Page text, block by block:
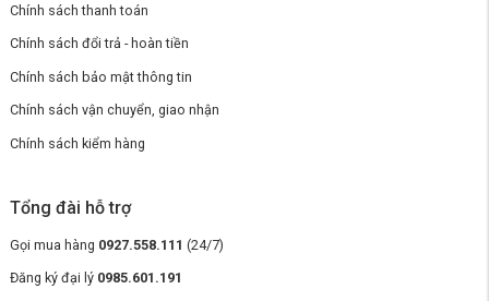
siêu sạch
Máy lọc nước Xiaomi Mijia
trực tiếp được là nhờ vào sử dụng bộ lọc sâu 5 lớp, bao gồm:
Bông PP gấp:
Chính sách thanh toán
Chính sách đổi trả - hoàn tiền
Chính sách bảo mật thông tin
Chính sách vận chuyển, giao nhận
Chính sách kiểm hàng
Tổng đài hỗ trợ
Gọi mua hàng 0927.558.111 (24/7)
Đăng ký đại lý 0985.601.191